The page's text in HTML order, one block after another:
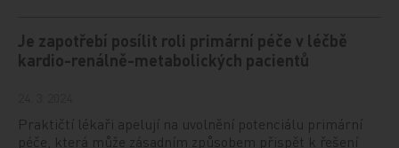
Je zapotřebí posílit roli primární péče v léčbě
kardio-renálně-metabolických pacientů
Praktičtí lékaři apelují na uvolnění potenciálu primární
péče, která může zásadním způsobem přispět k řešení